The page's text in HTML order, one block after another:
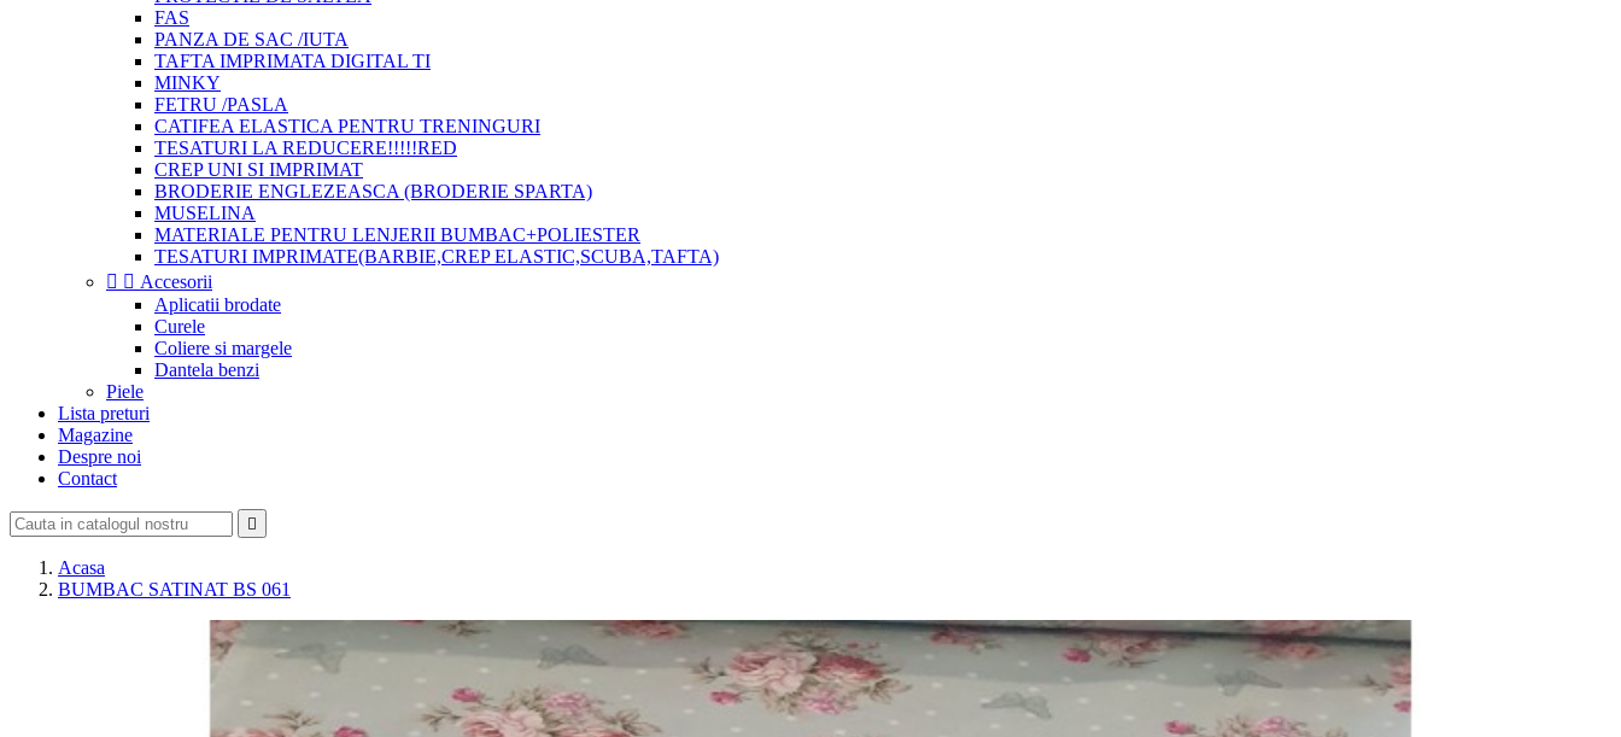
FAS
PANZA DE SAC /IUTA
TAFTA IMPRIMATA DIGITAL TI
MINKY
FETRU /PASLA
CATIFEA ELASTICA PENTRU TRENINGURI
TESATURI LA REDUCERE!!!!!RED
CREP UNI SI IMPRIMAT
BRODERIE ENGLEZEASCA (BRODERIE SPARTA)
MUSELINA
MATERIALE PENTRU LENJERII BUMBAC+POLIESTER
TESATURI IMPRIMATE(BARBIE,CREP ELASTIC,SCUBA,TAFTA)
  Accesorii
Aplicatii brodate
Curele
Coliere si margele
Dantela benzi
Piele
Lista preturi
Magazine
Despre noi
Contact

Acasa
BUMBAC SATINAT BS 061